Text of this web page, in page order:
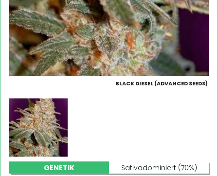
BLACK DIESEL (ADVANCED SEEDS)
GENETIK Sativadominiert (70%)